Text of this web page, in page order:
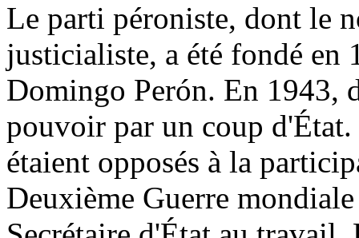
Le parti péroniste, dont le
justicialiste, a été fondé en
Domingo Perón. En 1943,
pouvoir par un coup
étaient opposés à la
Deuxième Guerre